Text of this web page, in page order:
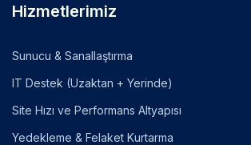
Hizmetlerimiz
Sunucu & Sanallaştırma
IT Destek (Uzaktan + Yerinde)
Site Hızı ve Performans Altyapısı
Yedekleme & Felaket Kurtarma